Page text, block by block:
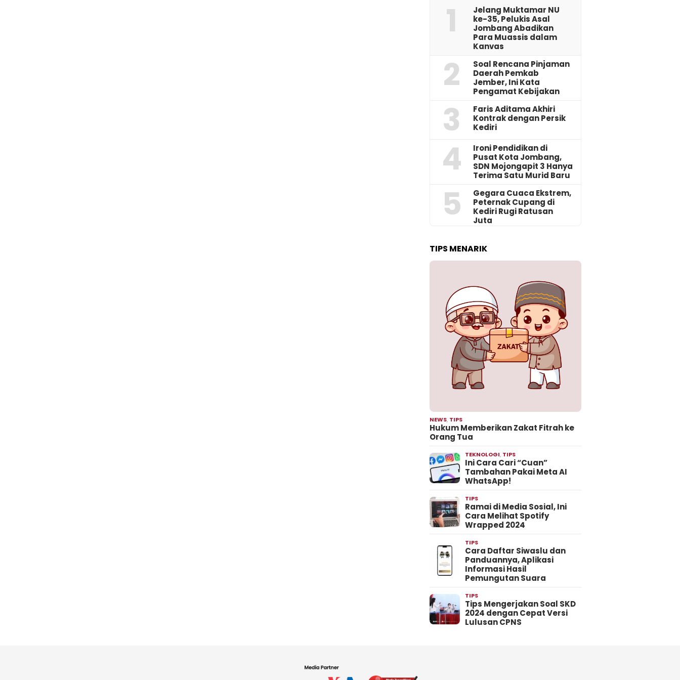
1
Jelang Muktamar NU
ke-35, Pelukis Asal
Jombang Abadikan
Para Muassis dalam
Kanvas
2
‎Soal Rencana Pinjaman
Daerah Pemkab
Jember, Ini Kata
Pengamat Kebijakan ‎
3
Faris Aditama Akhiri
Kontrak dengan Persik
Kediri
4
Ironi Pendidikan di
Pusat Kota Jombang,
SDN Mojongapit 3 Hanya
Terima Satu Murid Baru
5
‎Gegara Cuaca Ekstrem,
Peternak Cupang di
Kediri Rugi Ratusan
Juta
TIPS MENARIK
NEWS, TIPS
Hukum Memberikan Zakat Fitrah ke
Orang Tua
TEKNOLOGI, TIPS
Ini Cara Cari “Cuan”
Tambahan Pakai Meta AI
WhatsApp!
TIPS
Ramai di Media Sosial, Ini
Cara Melihat Spotify
Wrapped 2024
TIPS
Cara Daftar Siwaslu dan
Panduannya, Aplikasi
Informasi Hasil
Pemungutan Suara
TIPS
Tips Mengerjakan Soal SKD
2024 dengan Cepat Versi
Lulusan CPNS